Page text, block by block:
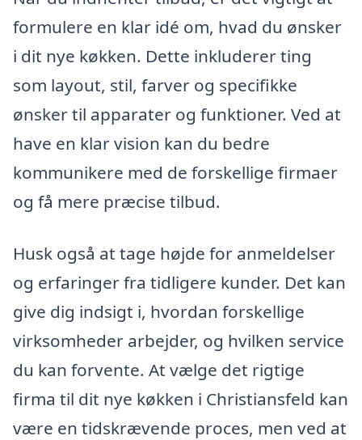
formulere en klar idé om, hvad du ønsker
i dit nye køkken. Dette inkluderer ting
som layout, stil, farver og specifikke
ønsker til apparater og funktioner. Ved at
have en klar vision kan du bedre
kommunikere med de forskellige firmaer
og få mere præcise tilbud.
Husk også at tage højde for anmeldelser
og erfaringer fra tidligere kunder. Det kan
give dig indsigt i, hvordan forskellige
virksomheder arbejder, og hvilken service
du kan forvente. At vælge det rigtige
firma til dit nye køkken i Christiansfeld kan
være en tidskrævende proces, men ved at